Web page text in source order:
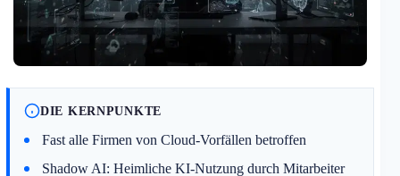
DIE KERNPUNKTE
Fast alle Firmen von Cloud-Vorfällen betroffen
Shadow AI: Heimliche KI-Nutzung durch Mitarbeiter